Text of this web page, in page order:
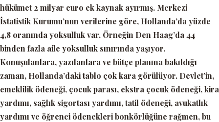
hükümet 2 milyar euro ek kaynak ayırmış. Merkezi
İstatistik Kurumu’nun verilerine göre, Hollanda’da yüzde
4,8 oranında yoksulluk var. Örneğin Den Haag’da 44
binden fazla aile yoksulluk sınırında yaşıyor.
Konuşulanlara, yazılanlara ve bütçe planına bakıldığı
zaman, Hollanda’daki tablo çok kara görülüyor. Devlet’in,
emeklilik ödeneği, çocuk parası, ekstra çocuk ödeneği, kira
yardımı, sağlık sigortası yardımı, tatil ödeneği, avukatlık
yardımı ve öğrenci ödenekleri bonkörlüğüne rağmen, bu